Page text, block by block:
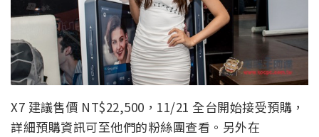
X7 建議售價 NT$22,500，11/21 全台開始接受預購，
詳細預購資訊可至他們的粉絲團查看。另外在